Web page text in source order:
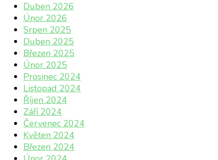
Duben 2026
Únor 2026
Srpen 2025
Duben 2025
Březen 2025
Únor 2025
Prosinec 2024
Listopad 2024
Říjen 2024
Září 2024
Červenec 2024
Květen 2024
Březen 2024